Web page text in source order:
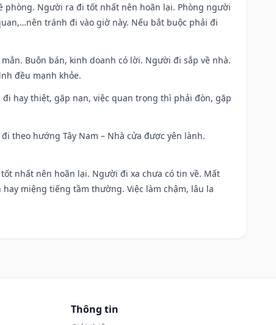
phòng. Người ra đi tốt nhất nên hoãn lại. Phòng người
tránh đi vào giờ này. Nếu bắt buộc phải đi
Buôn bán, kinh doanh có lời. Người đi sắp về nhà.
đều mạnh khỏe.
hay thiệt, gặp nạn, việc quan trọng thì phải đòn, gặp
theo hướng Tây Nam – Nhà cửa được yên lành.
nhất nên hoãn lại. Người đi xa chưa có tin về. Mất
miệng tiếng tầm thường. Việc làm chậm, lâu la
Thông tin